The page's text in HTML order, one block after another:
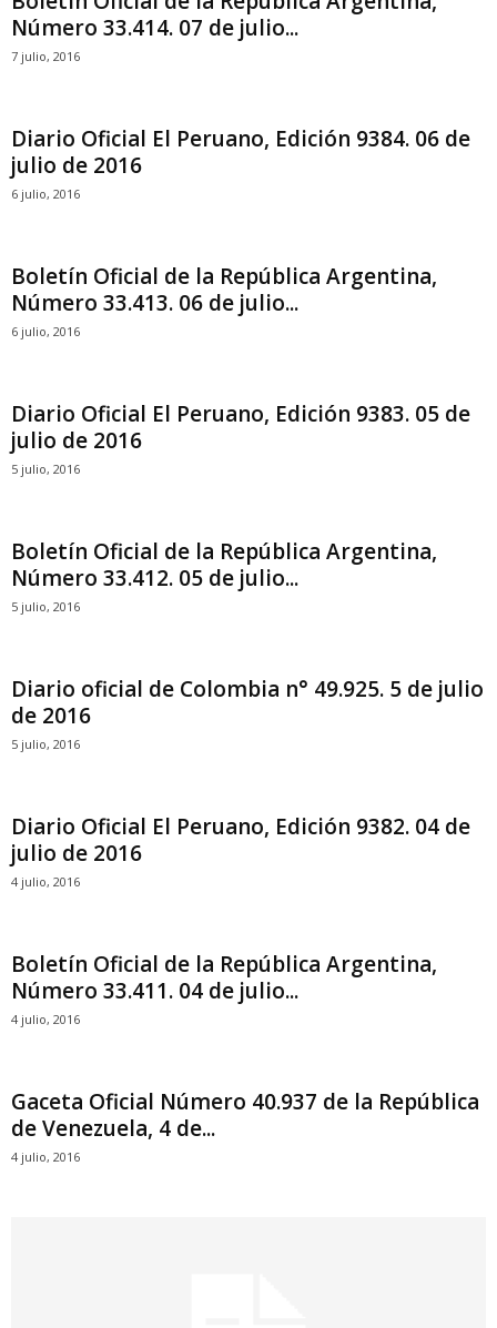
Número 33.414. 07 de julio...
7 julio, 2016
Diario Oficial El Peruano, Edición 9384. 06 de
julio de 2016
6 julio, 2016
Boletín Oficial de la República Argentina,
Número 33.413. 06 de julio...
6 julio, 2016
Diario Oficial El Peruano, Edición 9383. 05 de
julio de 2016
5 julio, 2016
Boletín Oficial de la República Argentina,
Número 33.412. 05 de julio...
5 julio, 2016
Diario oficial de Colombia n° 49.925. 5 de julio
de 2016
5 julio, 2016
Diario Oficial El Peruano, Edición 9382. 04 de
julio de 2016
4 julio, 2016
Boletín Oficial de la República Argentina,
Número 33.411. 04 de julio...
4 julio, 2016
Gaceta Oficial Número 40.937 de la República
de Venezuela, 4 de...
4 julio, 2016